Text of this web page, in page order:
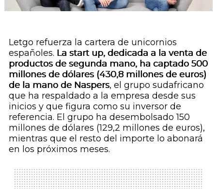
Letgo refuerza la cartera de unicornios
españoles. La start up, dedicada a la venta de
productos de segunda mano, ha captado 500
millones de dólares (430,8 millones de euros)
de la mano de Naspers, el grupo sudafricano
que ha respaldado a la empresa desde sus
inicios y que figura como su inversor de
referencia. El grupo ha desembolsado 150
millones de dólares (129,2 millones de euros),
mientras que el resto del importe lo abonará
en los próximos meses.